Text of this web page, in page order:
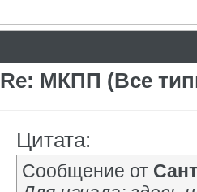
Re: МКПП (Все
Цитата:
Сообщение от